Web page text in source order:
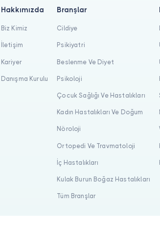
Hakkımızda
Biz Kimiz
İletişim
Kariyer
Danışma Kurulu
Branşlar
Cildiye
Psikiyatri
Beslenme Ve Diyet
Psikoloji
Çocuk Sağlığı Ve Hastalıkları
Kadın Hastalıkları Ve Doğum
Nöroloji
Ortopedi Ve Travmatoloji
İç Hastalıkları
Kulak Burun Boğaz Hastalıkları
Tüm Branşlar